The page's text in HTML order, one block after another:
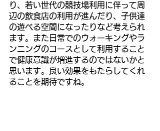
り、若い世代の競技場利用に伴って周
辺の飲食店の利用が進んだり、子供達
の遊べる空間になったりなど考えられ
ます。また日常でのウォーキングやラ
ンニングのコースとして利用すること
で健康意識が増進するのではないかと
思います。良い効果をもたらしてくれ
ることを期待ですね。